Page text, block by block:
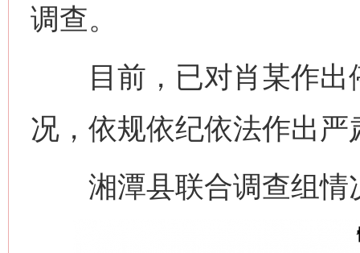
调查。
目前，已对肖某作出
况，依规依纪依法作出严
湘潭县联合调查组情